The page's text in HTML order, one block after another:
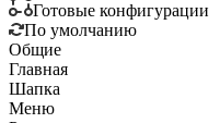
Готовые конфигурации
По умолчанию
Общие
Главная
Шапка
Меню